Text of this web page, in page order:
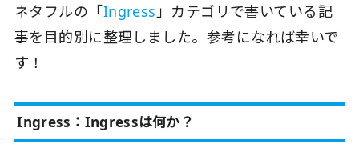
ネタフルの「Ingress 」カテゴリで書いている記
事を目的別に整理しました。参考になれば幸いで
す！
Ingress：Ingressは何か？